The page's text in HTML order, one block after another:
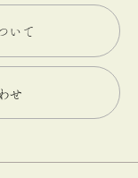
いて
せ